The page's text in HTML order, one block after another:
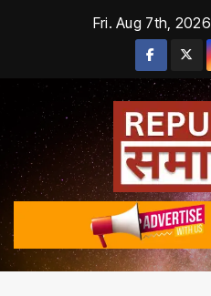
Fri. Aug 7th, 2026